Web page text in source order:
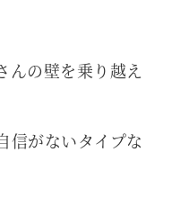
んの壁を乗り越え
信がないタイプな